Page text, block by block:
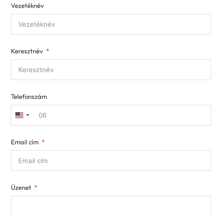
Vezetéknév
Keresztnév
Telefonszám
United
+1
Email cím
Üzenet